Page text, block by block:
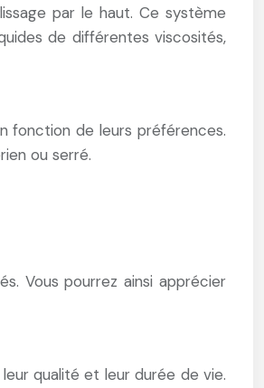
par le haut. Ce système
de différentes viscosités,
fonction de leurs préférences.
ou serré.
Vous pourrez ainsi apprécier
qualité et leur durée de vie.